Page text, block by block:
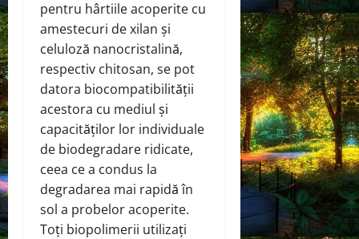
pentru hârtiile acoperite cu
amestecuri de xilan și
celuloză nanocristalină,
respectiv chitosan, se pot
datora biocompatibilității
acestora cu mediul și
capacităților lor individuale
de biodegradare ridicate,
ceea ce a condus la
degradarea mai rapidă în
sol a probelor acoperite.
Toți biopolimerii utilizați